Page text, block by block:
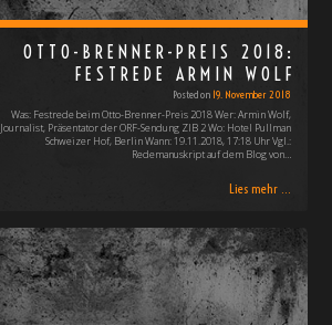
OTTO-BRENNER-PREIS 2018:
FESTREDE ARMIN WOLF
Posted on 19. November 2018
Was: Festrede beim Otto-Brenner-Preis 2018 Wer: Armin Wolf,
Journalist, Präsentator der ORF-Sendung ZIB 2 Wo: Hotel Pullman
Schweizer Hof, Berlin Wann: 19.11.2018, 17:18 Uhr Vgl.:
Redemanuskript auf dem Blog von…
Lies mehr ...